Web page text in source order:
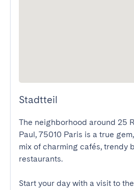
Stadtteil
The neighborhood around 25
Paul, 75010 Paris is a true
mix of charming cafés, trendy
restaurants.
Start your day with a visit to